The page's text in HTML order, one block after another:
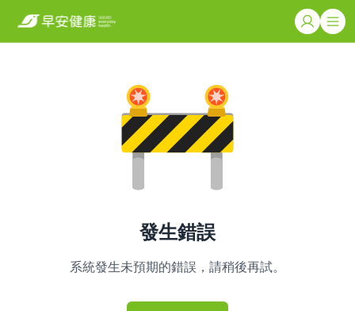
發生錯誤
系統發生未預期的錯誤，請稍後再試。